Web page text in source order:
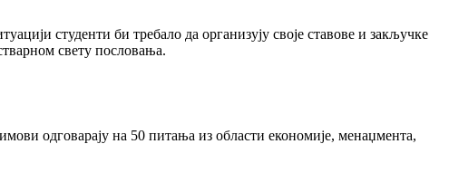
студенти би требало да организују своје ставове и закључке
свету пословања.
одговарају на 50 питања из области економије, менаџмента,